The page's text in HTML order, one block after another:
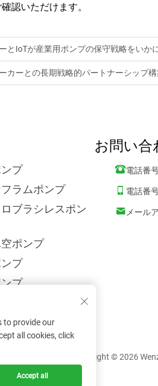
認いただけます。
とIoTが産業用ポンプの保守戦略をいか
カーとの長期戦略的パートナーシップ
プ
ラムポンプ
ブラシレスポン
ポンプ
プ
プ
お問い合
電話番
電話番
メール
Copyright © 2026
to provide our
all cookies, click
Accept all